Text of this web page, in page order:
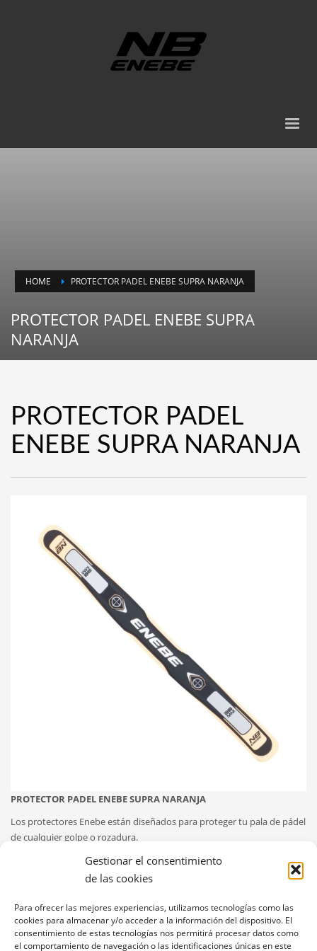
Gestionar el consentimiento
de las cookies
Para ofrecer las mejores experiencias, utilizamos tecnologías como las
cookies para almacenar y/o acceder a la información del dispositivo. El
consentimiento de estas tecnologías nos permitirá procesar datos como
el comportamiento de navegación o las identificaciones únicas en este
HOME PROTECTOR PADEL ENEBE SUPRA NARANJA
PROTECTOR PADEL ENEBE SUPRA
NARANJA
PROTECTOR PADEL
ENEBE SUPRA NARANJA
PROTECTOR PADEL ENEBE SUPRA NARANJA
Los protectores Enebe están diseñados para proteger tu pala de pádel
de cualquier golpe o rozadura.
Todos los modelos se fabrican en material PP.
Se adhieren a la cabeza de la pala.
Largo del protector: 37 cm. Ancho: 3,5 cm.